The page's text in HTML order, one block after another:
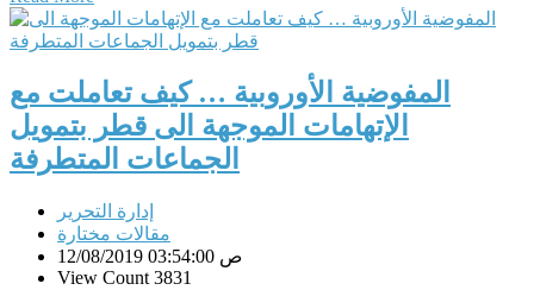
المفوضية الأوروبية … كيف تعاملت مع
الإتهامات الموجهة الى قطر بتمويل
الجماعات المتطرفة
إدارة التحرير
مقالات مختارة
12/08/2019 03:54:00 ص
View Count 3831